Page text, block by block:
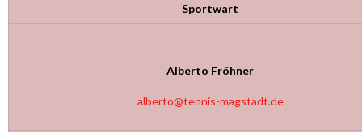
Sportwart
Alberto Fröhner
alberto@tennis-magstadt.de